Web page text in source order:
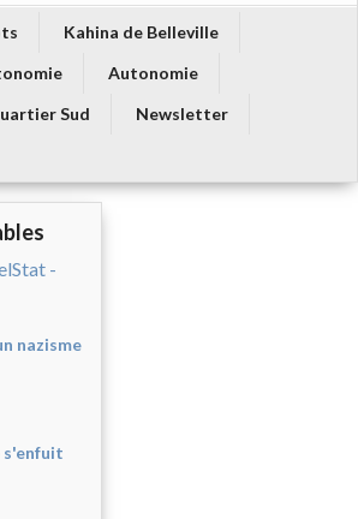
Kahina de Belleville
Autonomie
Sud
Newsletter
nazisme
s'enfuit